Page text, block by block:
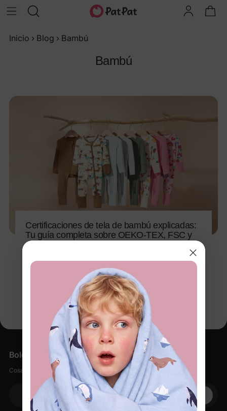
Inicio › Blog › Bambú
Bambú
Certificaciones de tela de bambú explicadas:
Tu guía completa sobre OEKO-TEX, FSC y
más
Boletín informativo
Cosas suaves, pequeños descuentos, cero spam.
Su correo electrónico